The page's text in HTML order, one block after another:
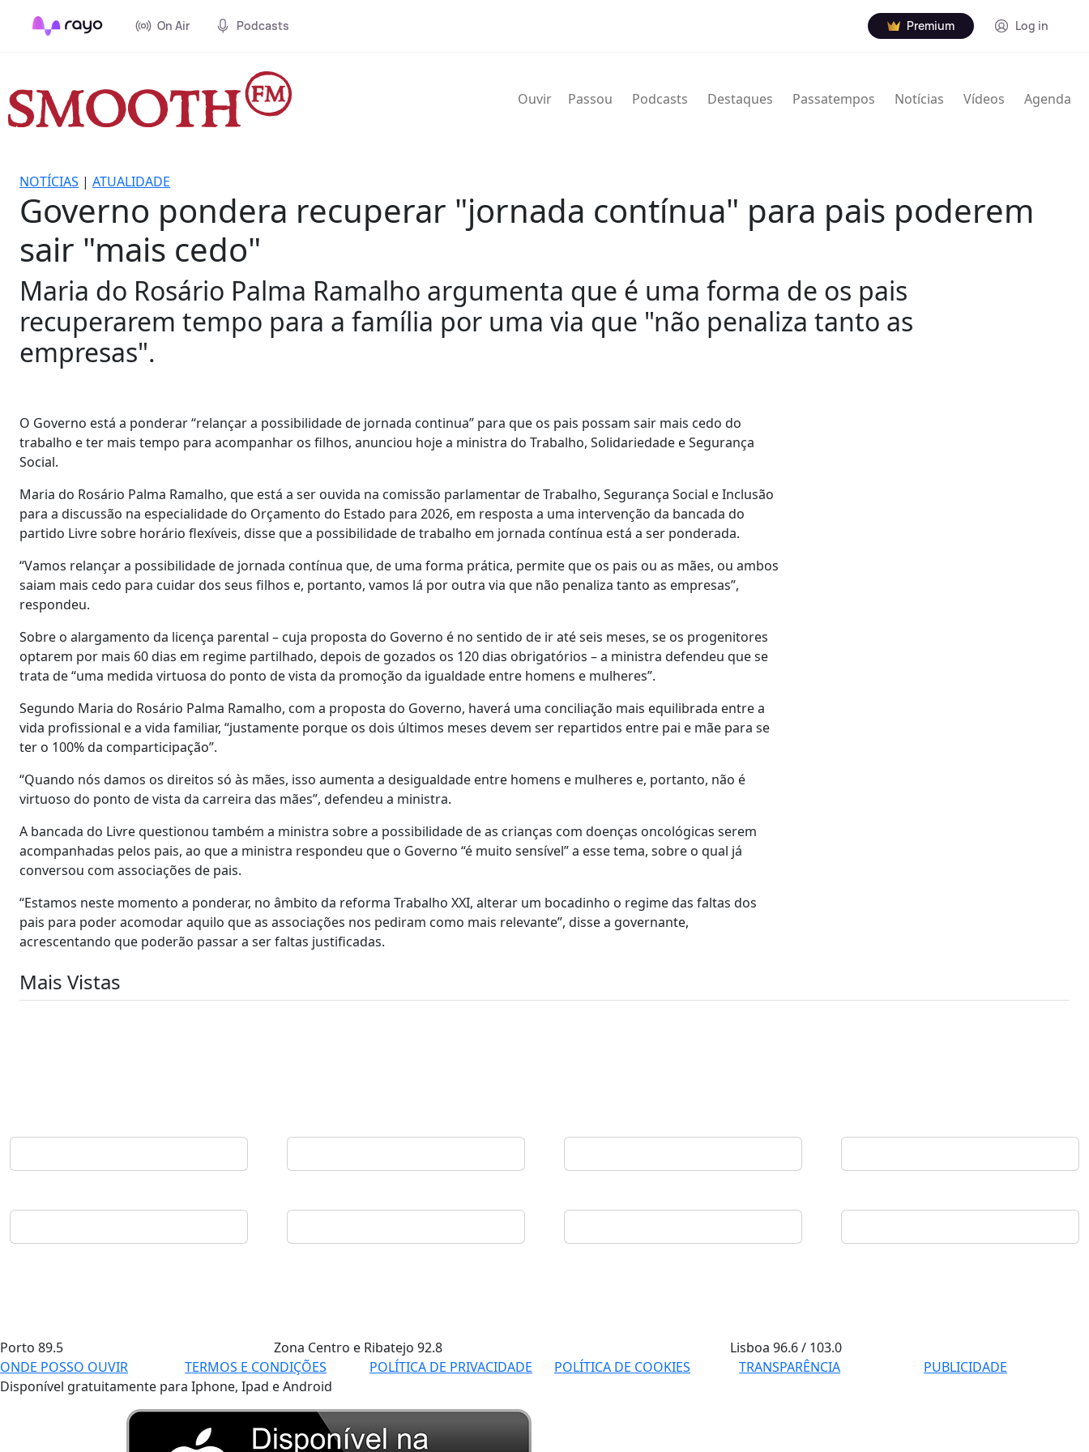
On Air Podcasts Premium Log in
Ouvir Passou Podcasts Destaques Passatempos Notícias Vídeos Agenda
NOTÍCIAS | ATUALIDADE
Governo pondera recuperar "jornada contínua" para pais poderem
sair "mais cedo"
Maria do Rosário Palma Ramalho argumenta que é uma forma de os pais
recuperarem tempo para a família por uma via que "não penaliza tanto as
empresas".
O Governo está a ponderar “relançar a possibilidade de jornada continua” para que os pais possam sair mais cedo do
trabalho e ter mais tempo para acompanhar os filhos, anunciou hoje a ministra do Trabalho, Solidariedade e Segurança
Social.
Maria do Rosário Palma Ramalho, que está a ser ouvida na comissão parlamentar de Trabalho, Segurança Social e Inclusão
para a discussão na especialidade do Orçamento do Estado para 2026, em resposta a uma intervenção da bancada do
partido Livre sobre horário flexíveis, disse que a possibilidade de trabalho em jornada contínua está a ser ponderada.
“Vamos relançar a possibilidade de jornada contínua que, de uma forma prática, permite que os pais ou as mães, ou ambos
saiam mais cedo para cuidar dos seus filhos e, portanto, vamos lá por outra via que não penaliza tanto as empresas”,
respondeu.
Sobre o alargamento da licença parental – cuja proposta do Governo é no sentido de ir até seis meses, se os progenitores
optarem por mais 60 dias em regime partilhado, depois de gozados os 120 dias obrigatórios – a ministra defendeu que se
trata de “uma medida virtuosa do ponto de vista da promoção da igualdade entre homens e mulheres”.
Segundo Maria do Rosário Palma Ramalho, com a proposta do Governo, haverá uma conciliação mais equilibrada entre a
vida profissional e a vida familiar, “justamente porque os dois últimos meses devem ser repartidos entre pai e mãe para se
ter o 100% da comparticipação”.
“Quando nós damos os direitos só às mães, isso aumenta a desigualdade entre homens e mulheres e, portanto, não é
virtuoso do ponto de vista da carreira das mães”, defendeu a ministra.
A bancada do Livre questionou também a ministra sobre a possibilidade de as crianças com doenças oncológicas serem
acompanhadas pelos pais, ao que a ministra respondeu que o Governo “é muito sensível” a esse tema, sobre o qual já
conversou com associações de pais.
“Estamos neste momento a ponderar, no âmbito da reforma Trabalho XXI, alterar um bocadinho o regime das faltas dos
pais para poder acomodar aquilo que as associações nos pediram como mais relevante”, disse a governante,
acrescentando que poderão passar a ser faltas justificadas.
Mais Vistas
Porto 89.5 Zona Centro e Ribatejo 92.8 Lisboa96.6 / 103.0
ONDE POSSO OUVIR
TERMOS E CONDIÇÕES POLÍTICA DE PRIVACIDADE POLÍTICA DE COOKIES TRANSPARÊNCIA
PUBLICIDADE
Disponível gratuitamente para Iphone, Ipad e Android